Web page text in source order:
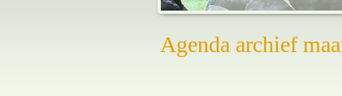
Agenda archief